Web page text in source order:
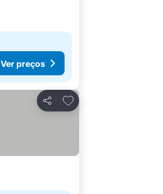
Ver preços
Partilhar
Adicionar aos favoritos